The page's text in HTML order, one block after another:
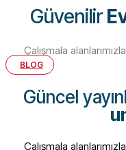
Güvenilir
Çalışmala
BLOG
Güncel
Çalışmala